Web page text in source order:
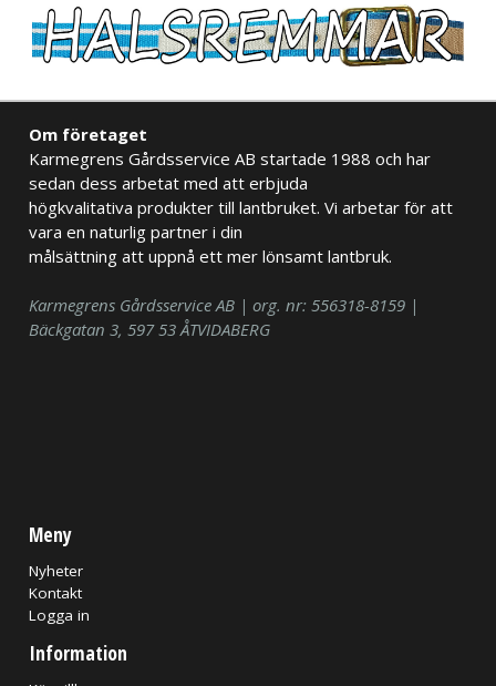
Om företaget
Karmegrens Gårdsservice AB startade 1988 och har
sedan dess arbetat med att erbjuda
högkvalitativa produkter till lantbruket. Vi arbetar för att
vara en naturlig partner i din
målsättning att uppnå ett mer lönsamt lantbruk.
Karmegrens Gårdsservice AB | org. nr: 556318-8159 |
Bäckgatan 3, 597 53 ÅTVIDABERG
Meny
Nyheter
Kontakt
Logga in
Information